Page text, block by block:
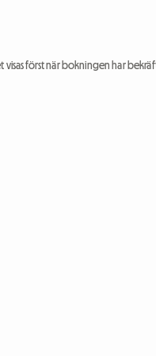
visas först när bokningen har